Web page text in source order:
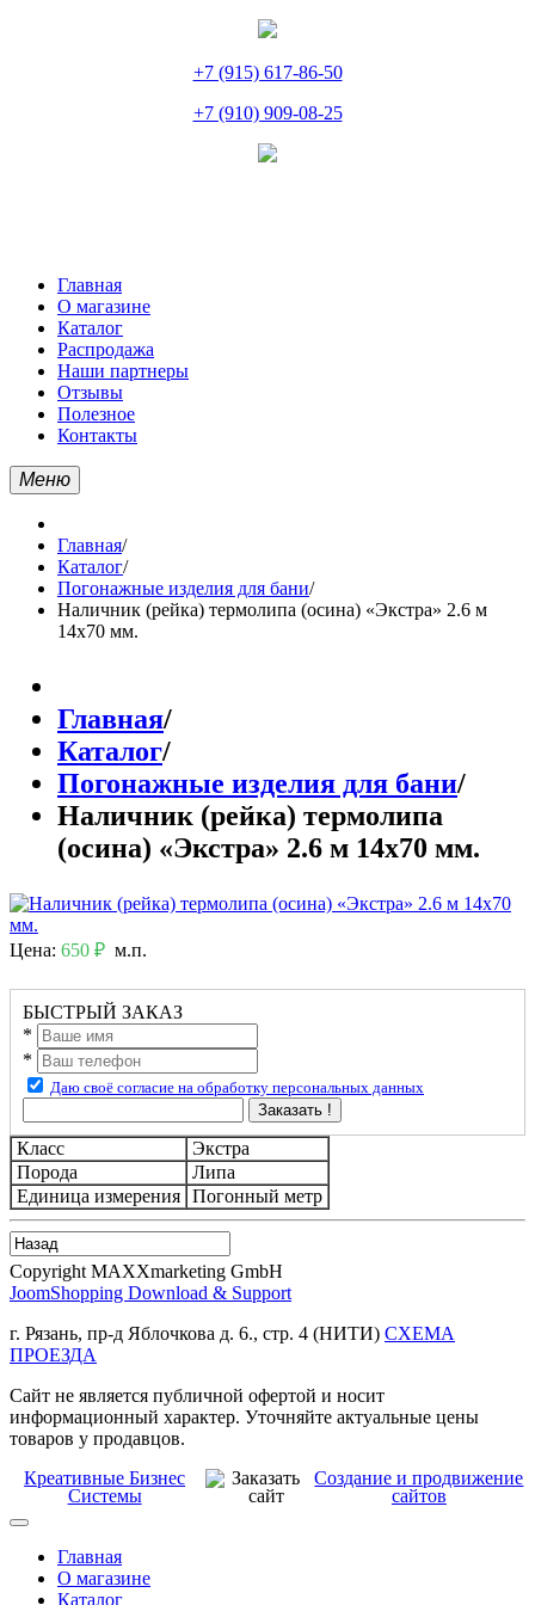
+7 (915) 617-86-50
+7 (910) 909-08-25
Главная
О магазине
Каталог
Распродажа
Наши партнеры
Отзывы
Полезное
Контакты
Меню
Главная/
Каталог/
Погонажные изделия для бани/
Наличник (рейка) термолипа (осина) «Экстра» 2.6 м
14х70 мм.
Главная/
Каталог/
Погонажные изделия для бани/
Наличник (рейка) термолипа
(осина) «Экстра» 2.6 м 14х70 мм.
Цена: 650 ₽ м.п.
БЫСТРЫЙ ЗАКАЗ
*
*
Даю своё согласие на обработку персональных данных
Заказать !
Класс
Экстра
Порода
Липа
Единица измерения Погонный метр
Copyright MAXXmarketing GmbH
JoomShopping Download & Support
г. Рязань, пр-д Яблочкова д. 6., стр. 4 (НИТИ) СХЕМА
ПРОЕЗДА
Сайт не является публичной офертой и носит
информационный характер. Уточняйте актуальные цены
товаров у продавцов.
Креативные Бизнес
Системы
Создание и продвижение
сайтов
Главная
О магазине
Каталог